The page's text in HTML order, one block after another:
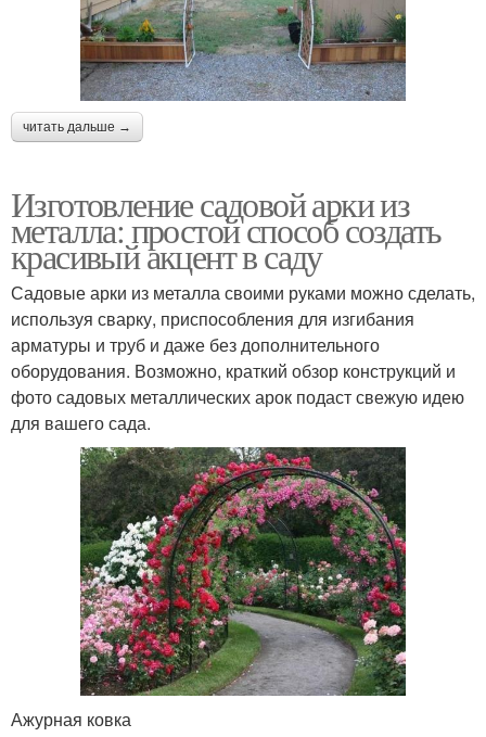
читать дальше →
Изготовление садовой арки из
металла: простой способ создать
красивый акцент в саду
Садовые арки из металла своими руками можно сделать,
используя сварку, приспособления для изгибания
арматуры и труб и даже без дополнительного
оборудования. Возможно, краткий обзор конструкций и
фото садовых металлических арок подаст свежую идею
для вашего сада.
Ажурная ковка